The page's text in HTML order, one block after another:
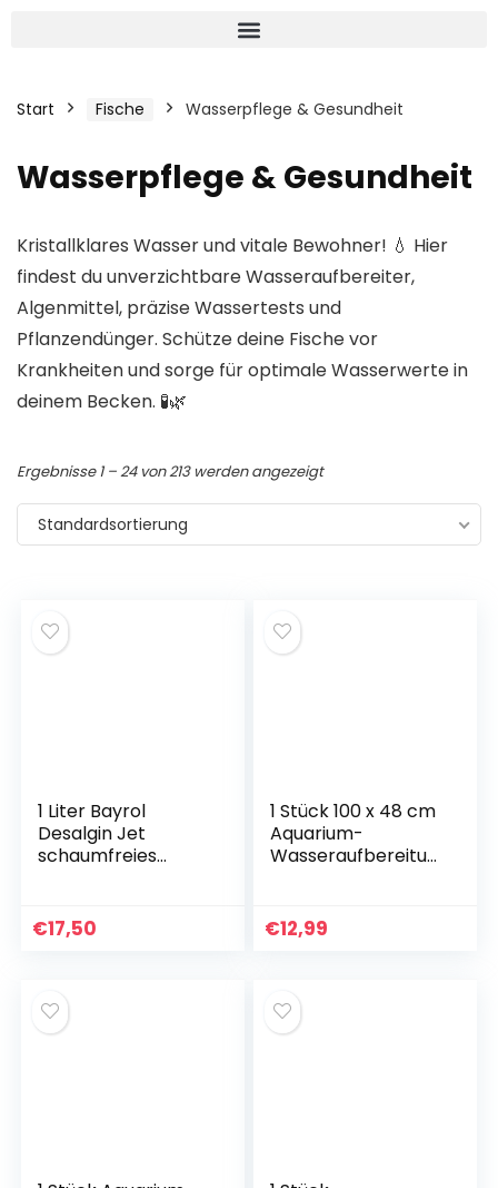
Start Fische Wasserpflege & Gesundheit
Wasserpflege & Gesundheit
Kristallklares Wasser und vitale Bewohner! 💧 Hier
findest du unverzichtbare Wasseraufbereiter,
Algenmittel, präzise Wassertests und
Pflanzendünger. Schütze deine Fische vor
Krankheiten und sorge für optimale Wasserwerte in
deinem Becken. 🧪🌿
Ergebnisse 1 – 24 von 213 werden angezeigt
Standardsortierung
1 Liter Bayrol
Desalgin Jet
schaumfreies
€17,50
1 Stück 100 x 48 cm
Aquarium-
Wasseraufbereitun
Aquarium-Filtration
€12,99